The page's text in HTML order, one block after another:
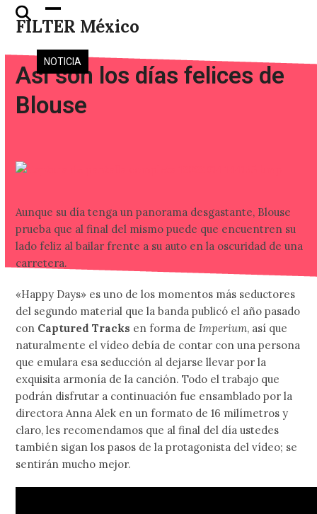
Skip
FILTER México
Open
mobile
menu
Close
mobile
menu
NOTICIA
Así son los días felices de
Blouse
Aunque su día tenga un panorama desgastante, Blouse
prueba que al final del mismo puede que encuentren su
lado feliz al bailar frente a su auto en la oscuridad de una
carretera.
«Happy Days» es uno de los momentos más seductores
del segundo material que la banda publicó el año pasado
con Captured Tracks en forma deImperium, así que
naturalmente el vídeo debía de contar con una persona
que emulara esa seducción al dejarse llevar por la
exquisita armonía de la canción. Todo el trabajo que
podrán disfrutar a continuación fue ensamblado por la
directora Anna Alek en un formato de 16 milímetros y
claro, les recomendamos que al final del día ustedes
también sigan los pasos de la protagonista del vídeo; se
sentirán mucho mejor.